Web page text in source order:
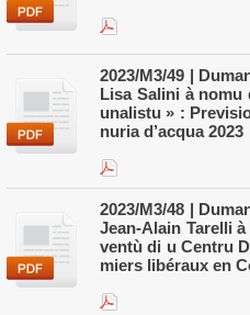
2023/M3/49 |
Lisa Salini à
unalistu » :
nuria d’acqua 2023
2023/M3/48 |
Jean-Alain Tarelli
ventù di u Centru
miers libéraux en